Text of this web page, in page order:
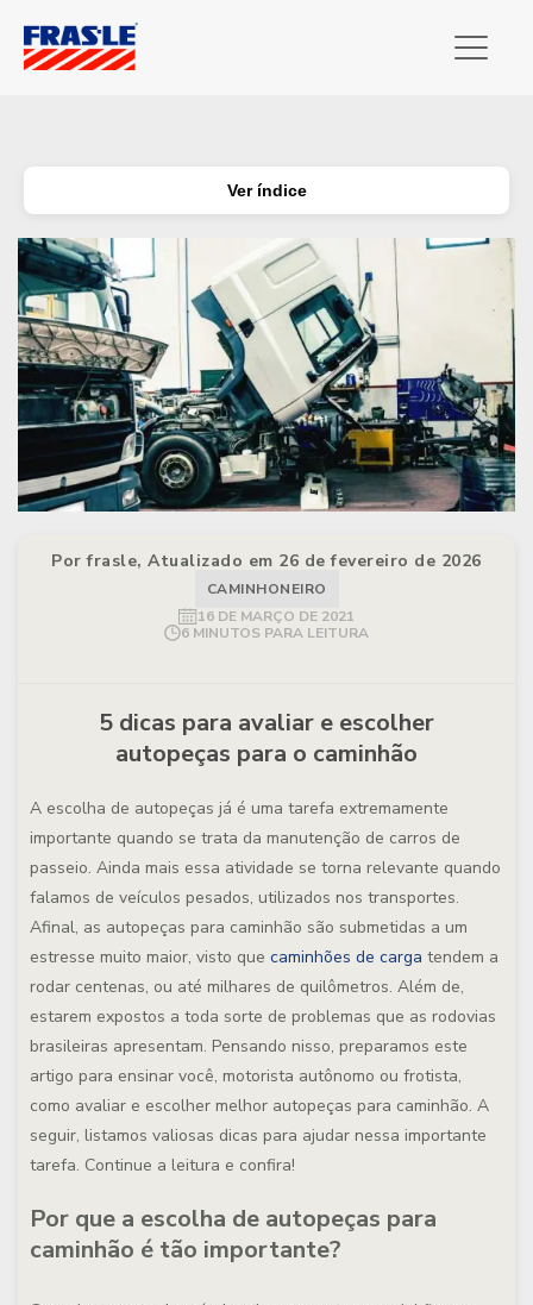
Ver índice
Por frasle, Atualizado em 26 de fevereiro de 2026
CAMINHONEIRO
16 DE MARÇO DE 2021
6 MINUTOS PARA LEITURA
5 dicas para avaliar e escolher
autopeças para o caminhão
A escolha de autopeças já é uma tarefa extremamente
importante quando se trata da manutenção de carros de
passeio. Ainda mais essa atividade se torna relevante quando
falamos de veículos pesados, utilizados nos transportes.
Afinal, as autopeças para caminhão são submetidas a um
estresse muito maior, visto que caminhões de carga tendem a
rodar centenas, ou até milhares de quilômetros. Além de,
estarem expostos a toda sorte de problemas que as rodovias
brasileiras apresentam. Pensando nisso, preparamos este
artigo para ensinar você, motorista autônomo ou frotista,
como avaliar e escolher melhor autopeças para caminhão. A
seguir, listamos valiosas dicas para ajudar nessa importante
tarefa. Continue a leitura e confira!
Por que a escolha de autopeças para
caminhão é tão importante?